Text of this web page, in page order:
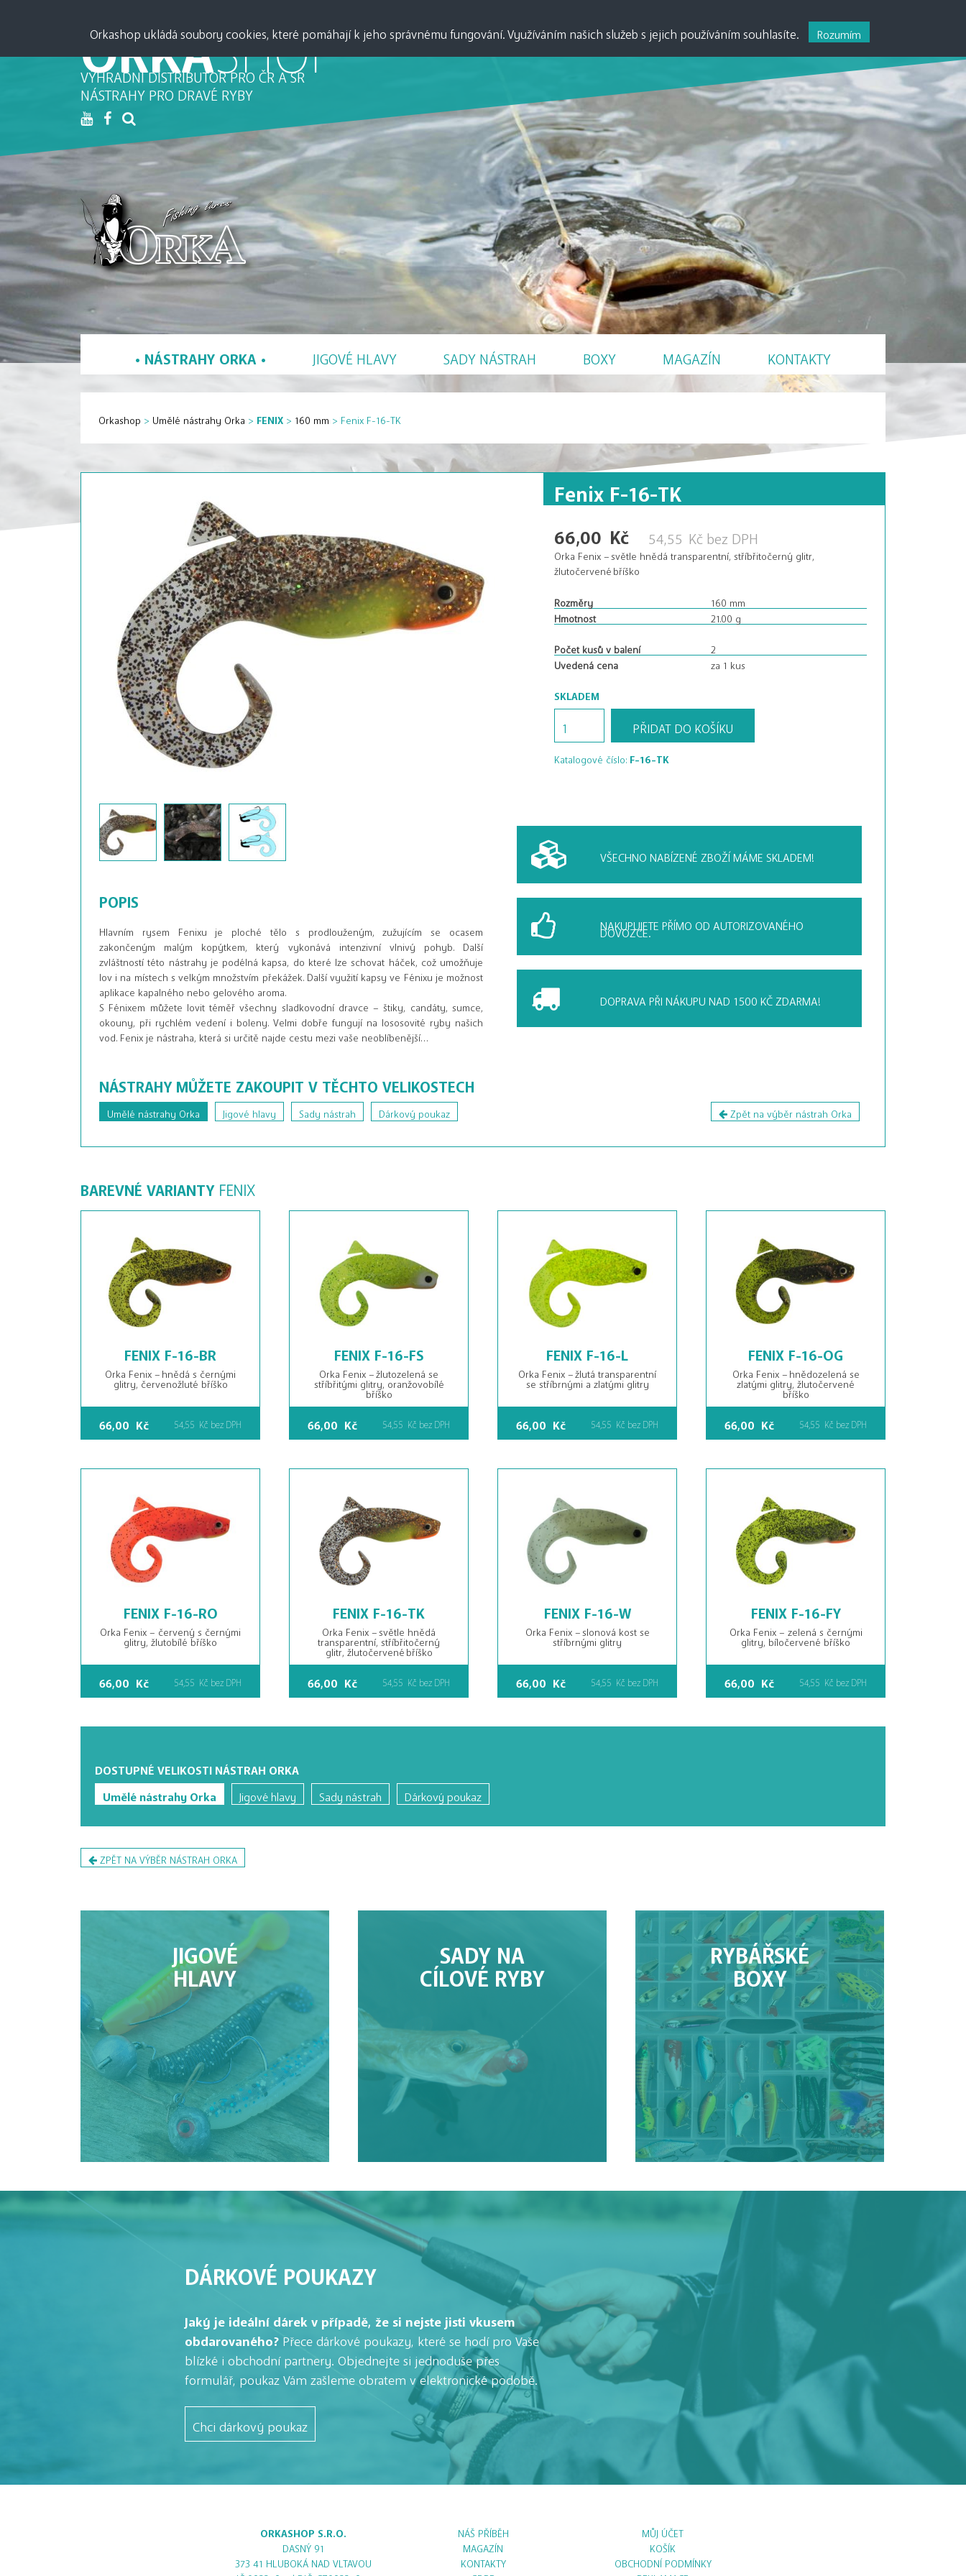
0 0,00
ORKASHOP
VÝHRADNÍ DISTRIBUTOR PRO ČR A SR
NÁSTRAHY PRO DRAVÉ RYBY
NÁSTRAHY ORKA JIGOVÉ HLAVY SADY NÁSTRAH BOXY MAGAZÍN KONTAKTY
Orkashop > Umělé nástrahy Orka > FENIX > 160 mm > Fenix F-16-TK
Fenix F-16-TK
66,00 Kč 54,55 Kč bez DPH
Orka Fenix – světle hnědá transparentní, stříbřitočerný glitr,
žlutočervené bříško
Rozměry 160 mm
Hmotnost 21.00 g
Počet kusů v balení 2
Uvedená cena za 1 kus
SKLADEM
TK
PŘIDAT DO KOŠÍKU
Katalogové číslo: F-16-TK
POPIS
Hlavním rysem Fenixu je ploché tělo s prodlouženým, zužujícím se ocasem
zakončeným malým kopýtkem, který vykonává intenzivní vlnivý pohyb. Další
zvláštností této nástrahy je podélná kapsa, do které lze schovat háček, což umožňuje
lov i na místech s velkým množstvím překážek. Další využití kapsy ve Fénixu je možnost
aplikace kapalného nebo gelového aroma.
S Fénixem můžete lovit téměř všechny sladkovodní dravce – štiky, candáty, sumce,
okouny, při rychlém vedení i boleny. Velmi dobře fungují na lososovité ryby našich
vod. Fenix je nástraha, která si určitě najde cestu mezi vaše neoblíbenější…
VŠECHNO NABÍZENÉ ZBOŽÍ MÁME SKLADEM!
NAKUPUJETE PŘÍMO OD AUTORIZOVANÉHO
DOVOZCE.
DOPRAVA PŘI NÁKUPU NAD 1500 KČ ZDARMA!
NÁSTRAHY MŮŽETE ZAKOUPIT V TĚCHTO VELIKOSTECH
Umělé nástrahy Orka Jigové hlavy Sady nástrah Dárkový poukaz Zpět na výběr nástrah Orka
BAREVNÉ VARIANTY FENIX
FENIX F-16-BR
Orka Fenix – hnědá s černými
glitry, červenožluté bříško
66,00 Kč 54,55 Kč bez DPH
FENIX F-16-FS
Orka Fenix – žlutozelená se
stříbřitými glitry, oranžovobílé
bříško
66,00 Kč 54,55 Kč bez DPH
FENIX F-16-L
Orka Fenix – žlutá transparentní
se stříbrnými a zlatými glitry
66,00 Kč 54,55 Kč bez DPH
FENIX F-16-OG
Orka Fenix – hnědozelená se
zlatými glitry, žlutočervené
bříško
66,00 Kč 54,55 Kč bez DPH
FENIX F-16-RO
Orka Fenix – červený s černými
glitry, žlutobílé bříško
66,00 Kč 54,55 Kč bez DPH
FENIX F-16-TK
Orka Fenix – světle hnědá
transparentní, stříbřitočerný
glitr, žlutočervené bříško
66,00 Kč 54,55 Kč bez DPH
FENIX F-16-W
Orka Fenix – slonová kost se
stříbrnými glitry
66,00 Kč 54,55 Kč bez DPH
FENIX F-16-FY
Orka Fenix – zelená s černými
glitry, bíločervené bříško
66,00 Kč 54,55 Kč bez DPH
DOSTUPNÉ VELIKOSTI NÁSTRAH ORKA
Umělé nástrahy Orka Jigové hlavy Sady nástrah Dárkový poukaz
ZPĚT NA VÝBĚR NÁSTRAH ORKA
JIGOVÉ
HLAVY
SADY NA
CÍLOVÉ RYBY
RYBÁŘSKÉ
BOXY
DÁRKOVÉ POUKAZY
Jaký je ideální dárek v případě, že si nejste jisti vkusem
obdarovaného? Přece dárkové poukazy, které se hodí pro Vaše
blízké i obchodní partnery. Objednejte si jednoduše přes
formulář, poukaz Vám zašleme obratem v elektronické podobě.
Chci dárkový poukaz
ORKASHOP S.R.O.
DASNÝ 91
373 41 HLUBOKÁ NAD VLTAVOU
NÁŠ PŘÍBĚH
MAGAZÍN
KONTAKTY
MŮJ ÚČET
KOŠÍK
OBCHODNÍ PODMÍNKY
Orkashop ukládá soubory cookies, které pomáhají k jeho správnému fungování. Využíváním našich služeb s jejich používáním souhlasíte. Rozumím